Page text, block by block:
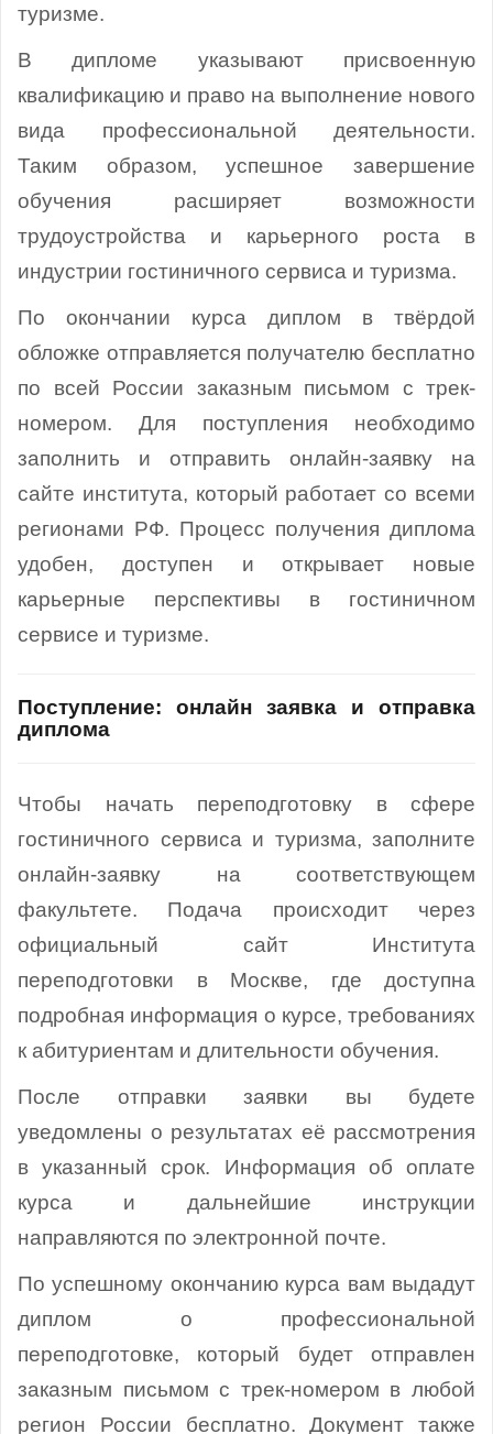
туризме.
В дипломе указывают присвоенную
квалификацию и право на выполнение нового
вида профессиональной деятельности.
Таким образом, успешное завершение
обучения расширяет возможности
трудоустройства и карьерного роста в
индустрии гостиничного сервиса и туризма.
По окончании курса диплом в твёрдой
обложке отправляется получателю бесплатно
по всей России заказным письмом с трек-
номером. Для поступления необходимо
заполнить и отправить онлайн-заявку на
сайте института, который работает со всеми
регионами РФ. Процесс получения диплома
удобен, доступен и открывает новые
карьерные перспективы в гостиничном
сервисе и туризме.
Поступление: онлайн заявка и отправка
диплома
Чтобы начать переподготовку в сфере
гостиничного сервиса и туризма, заполните
онлайн-заявку на соответствующем
факультете. Подача происходит через
официальный сайт Института
переподготовки в Москве, где доступна
подробная информация о курсе, требованиях
к абитуриентам и длительности обучения.
После отправки заявки вы будете
уведомлены о результатах её рассмотрения
в указанный срок. Информация об оплате
курса и дальнейшие инструкции
направляются по электронной почте.
По успешному окончанию курса вам выдадут
диплом о профессиональной
переподготовке, который будет отправлен
заказным письмом с трек-номером в любой
регион России бесплатно. Документ также